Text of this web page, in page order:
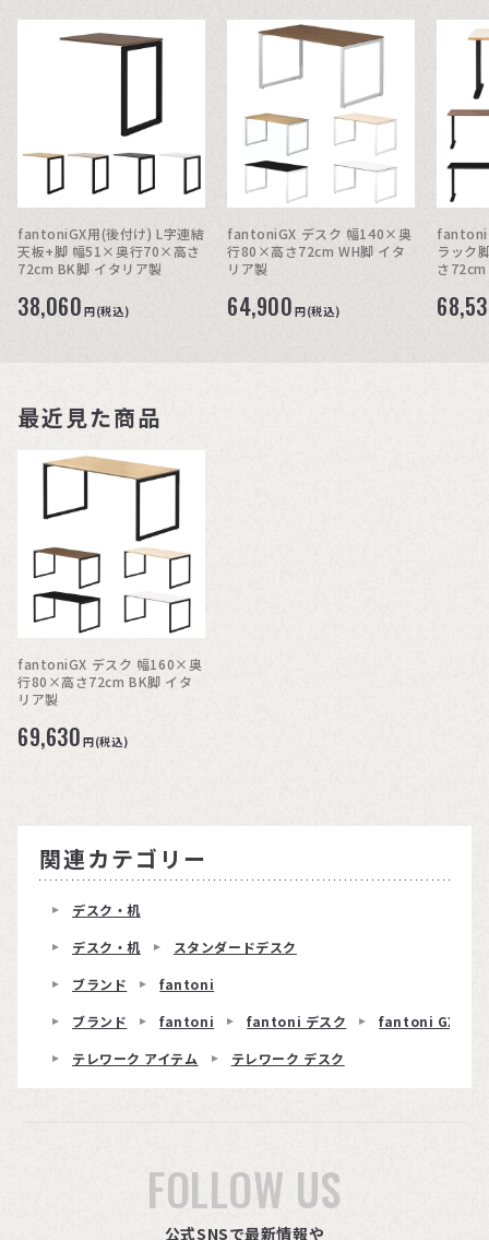
fantoniGX用(後付け) L字連結
天板+脚 幅51×奥行70×高さ
72cm BK脚 イタリア製
38,060 円(税込)
fantoniGX デスク 幅140×奥
行80×高さ72cm WH脚 イタ
リア製
64,900 円(税込)
fantoni
ラック
さ72cm
最近見た商品
fantoniGX デスク 幅160×奥
行80×高さ72cm BK脚 イタ
リア製
69,630 円(税込)
関連カテゴリー
デスク・机
デスク・机
スタンダードデスク
ブランド
fantoni
ブランド
fantoni fantoni デスク
fantoni GX
テレワーク アイテム
テレワーク デスク
FOLLOW US
公式SNSで最新情報や